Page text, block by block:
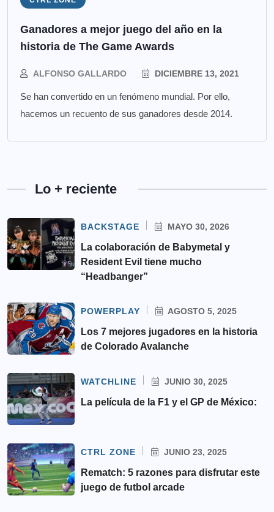
Ganadores a mejor juego del año en la
historia de The Game Awards
ALFONSO GALLARDO DICIEMBRE 13, 2021
Se han convertido en un fenómeno mundial. Por ello,
hacemos un recuento de sus ganadores desde 2014.
Lo + reciente
BACKSTAGE MAYO 30, 2026
La colaboración de Babymetal y
Resident Evil tiene mucho
“Headbanger”
POWERPLAY AGOSTO 5, 2025
Los 7 mejores jugadores en la historia
de Colorado Avalanche
WATCHLINE JUNIO 30, 2025
La película de la F1 y el GP de México:
CTRL ZONE JUNIO 23, 2025
Rematch: 5 razones para disfrutar este
juego de futbol arcade